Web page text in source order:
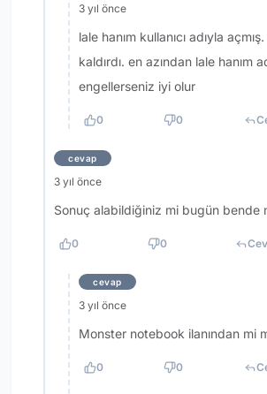
3 yıl önce
lale hanım kullanıcı adıyla
kaldırdı. en azından lale hanım
engellerseniz iyi olur
0 0
cevap
3 yıl önce
Sonuç alabildiğiniz mi bugün bende
0 0
cevap
3 yıl önce
Monster notebook ilanından mi
0 0